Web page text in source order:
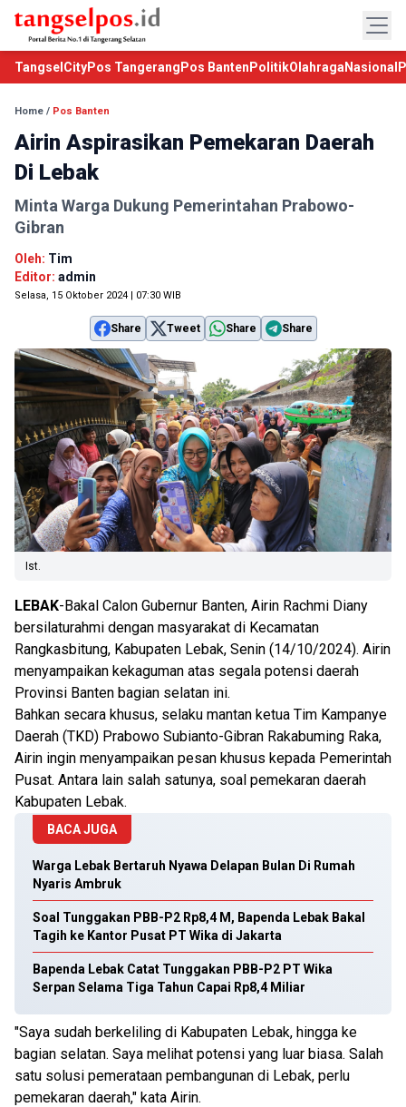
TangselCityPos Tangerang Pos Banten PolitikOlahraga Nasional
Home / Pos Banten
Airin Aspirasikan Pemekaran Daerah
Di Lebak
Minta Warga Dukung Pemerintahan Prabowo-
Gibran
Oleh: Tim
Editor: admin
Selasa, 15 Oktober 2024 | 07:30 WIB
Share Tweet Share Share
Ist.
LEBAK-Bakal Calon Gubernur Banten, Airin Rachmi Diany
bersilaturahmi dengan masyarakat di Kecamatan
Rangkasbitung, Kabupaten Lebak, Senin (14/10/2024). Airin
menyampaikan kekaguman atas segala potensi daerah
Provinsi Banten bagian selatan ini.
Bahkan secara khusus, selaku mantan ketua Tim Kampanye
Daerah (TKD) Prabowo Subianto-Gibran Rakabuming Raka,
Airin ingin menyampaikan pesan khusus kepada Pemerintah
Pusat. Antara lain salah satunya, soal pemekaran daerah
Kabupaten Lebak.
BACA JUGA
Warga Lebak Bertaruh Nyawa Delapan Bulan Di Rumah
Nyaris Ambruk
Soal Tunggakan PBB-P2 Rp8,4 M, Bapenda Lebak Bakal
Tagih ke Kantor Pusat PT Wika di Jakarta
Bapenda Lebak Catat Tunggakan PBB-P2 PT Wika
Serpan Selama Tiga Tahun Capai Rp8,4 Miliar
"Saya sudah berkeliling di Kabupaten Lebak, hingga ke
bagian selatan. Saya melihat potensi yang luar biasa. Salah
satu solusi pemerataan pembangunan di Lebak, perlu
pemekaran daerah," kata Airin.